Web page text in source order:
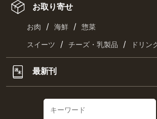
お取り寄せ
お肉 / 海鮮 / 惣菜
スイーツ / チーズ・乳製品 / ドリン
最新刊